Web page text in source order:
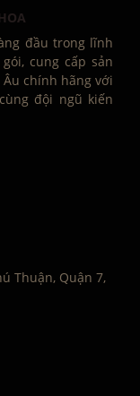
đầu trong lĩnh
cung cấp sản
chính hãng với
đội ngũ kiến
Thuận, Quận 7,